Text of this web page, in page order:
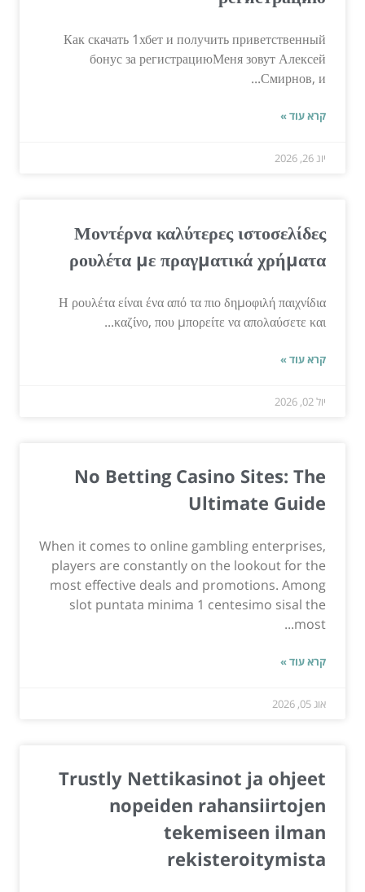
Как скачать 1хбет и получить приветственный
бонус за регистрациюМеня зовут Алексей
Смирнов, и...
קרא עוד »
יונ 26, 2026
Μοντέρνα καλύτερες ιστοσελίδες
ρουλέτα με πραγματικά χρήματα
Η ρουλέτα είναι ένα από τα πιο δημοφιλή παιχνίδια
καζίνο, που μπορείτε να απολαύσετε και...
קרא עוד »
יול 02, 2026
No Betting Casino Sites: The
Ultimate Guide
When it comes to online gambling enterprises,
players are constantly on the lookout for the
most effective deals and promotions. Among
slot puntata minima 1 centesimo sisal the
most...
קרא עוד »
אוג 05, 2026
Trustly Nettikasinot ja ohjeet
nopeiden rahansiirtojen
tekemiseen ilman
rekisteroitymista